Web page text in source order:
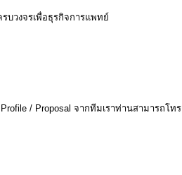
บวงจรเพื่อธุรกิจการแพทย์
/ Proposal จากทีมเราท่านสามารถ